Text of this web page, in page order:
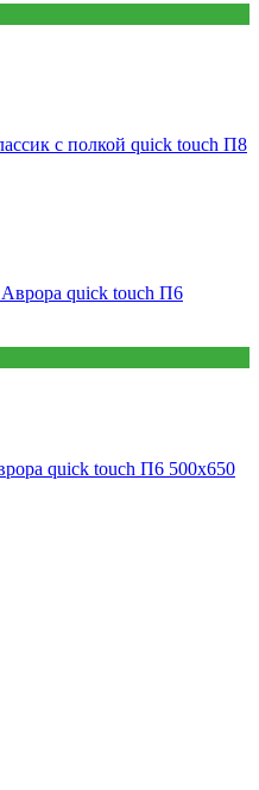
с полкой quick touch П8
quick touch П6 500x650